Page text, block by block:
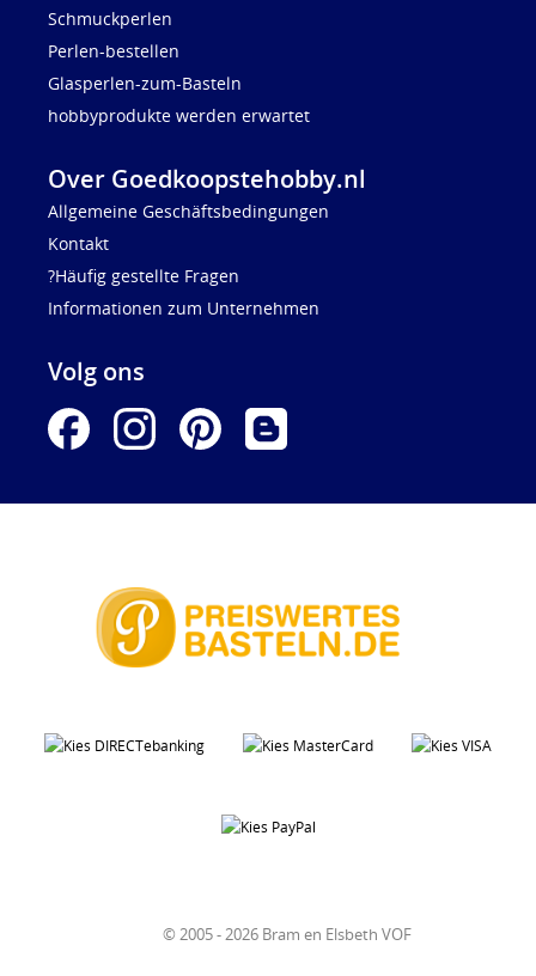
Schmuckperlen
Perlen-bestellen
Glasperlen-zum-Basteln
hobbyprodukte werden erwartet
Over Goedkoopstehobby.nl
Allgemeine Geschäftsbedingungen
Kontakt
?Häufig gestellte Fragen
Informationen zum Unternehmen
Volg ons
© 2005 - 2026 Bram en Elsbeth VOF